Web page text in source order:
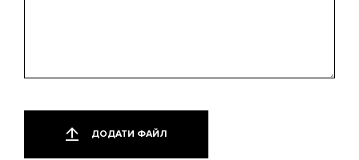
Додати
ДОДАТИ ФАЙЛ
Лише